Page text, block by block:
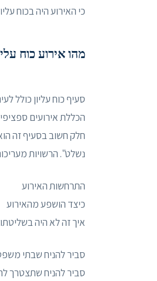
כי האירוע היה בכוח
מהו אירוע כוח
סעיף כוח עליון כולל
הכללת אירועים
חלק חשוב בסעיף זה
נשלט". הרשויות
התרחשות האירוע
כיצד הושפע מהאירוע
איך זה לא היה
סביר להניח שבתי
סביר להניח שתצטרך